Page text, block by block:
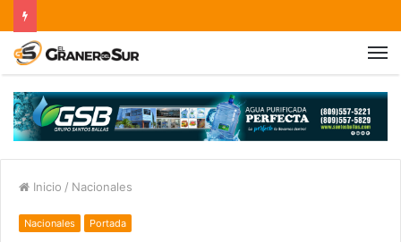
Inicio / Nacionales
Nacionales Portada